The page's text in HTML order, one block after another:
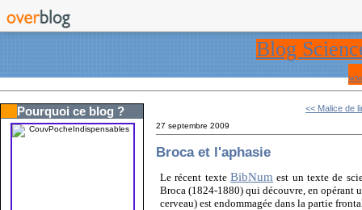
Blog
Pourquoi ce blog ? << Malice de
27 septembre 2009
Broca et l'aphasie
Le récent texte BibNum est un texte de
Broca (1824-1880) qui découvre, en opérant
cerveau) est endommagée dans la partie